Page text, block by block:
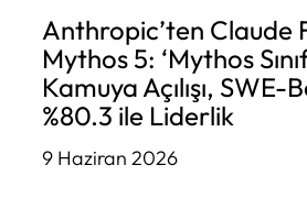
Anthropic’ten Claude
Mythos 5: ‘Mythos
Kamuya Açılışı, SWE-
%80.3 ile Liderlik
9 Haziran 2026